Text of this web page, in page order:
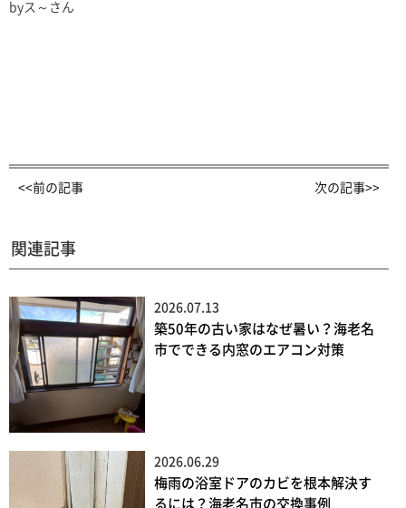
byス～さん
<<前の記事 次の記事>>
関連記事
2026.07.13
築50年の古い家はなぜ暑い？海老名
市でできる内窓のエアコン対策
2026.06.29
梅雨の浴室ドアのカビを根本解決す
るには？海老名市の交換事例